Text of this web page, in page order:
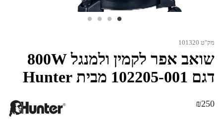
מק"ט 101320
שואב אפר לקמין ולמנגל 800W
דגם 102205-001 מבית Hunter
₪250